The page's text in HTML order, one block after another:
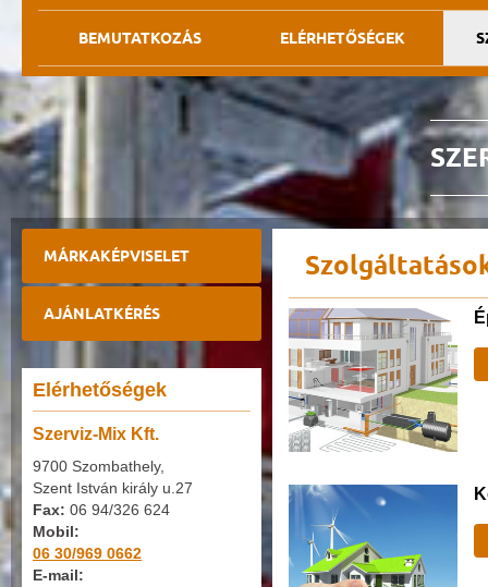
BEMUTATKOZÁS ELÉRHETŐSÉGEK
MÁRKAKÉPVISELET
AJÁNLATKÉRÉS
Elérhetőségek
Szerviz-Mix Kft.
9700 Szombathely,
Szent István király u.27
Fax: 06 94/326 624
Mobil:
06 30/969 0662
E-mail: